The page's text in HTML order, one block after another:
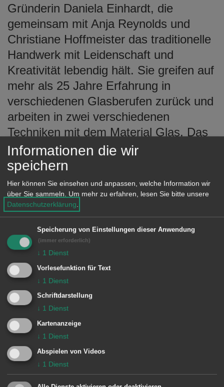
Gründerin Daniela Einhardt, die
gemeinsam mit Anja Reynolds und
Christiane Hoffmeister das traditionelle
Handwerk mit Leidenschaft und
Kreativität lebendig hält. Sie greifen auf
mehr als 25 Jahre Erfahrung in
verschiedenen Glasberufen zurück und
arbeiten in zwei verschiedenen
Techniken mit dem Material Glas. Das
ist einmal die klassische Glasbläserei
am Brenner und zusätzlich die
Fusingtechnik. „Wir sind süchtig nach
Glas und lieben die Arbeit mit diesem
tollen Werkstoff. Es macht uns
unendlich viel Spaß, in leuchtende
Kinderaugen zu sehen, die soeben eine
eigene Glaskugel geblasen haben.“
Neben ihrem stationären Angebot –
darunter Kurse, Kindergeburtstage,
Führungen und Glasmalerei – bringt
das Team von Glashalm mit der
mobilen Glasbläserei das alte
Handwerk direkt zu den Menschen.
Interessierte können unter fachkundiger
Anleitung selbst eine Glaskugel
Informationen die wir
speichern
Hier können Sie einsehen und anpassen, welche Information wir
über Sie sammeln.
Um mehr zu erfahren, lesen Sie bitte unsere
Datenschutzerklärung
Speicherung von Einstellungen dieser Anwendung
(immer erforderlich)
↓ 1 Dienst
Vorlesefunktion für Text
↓ 1 Dienst
Schriftdarstellung
↓ 1 Dienst
Kartenanzeige
↓ 1 Dienst
Abspielen von Videos
↓ 1 Dienst